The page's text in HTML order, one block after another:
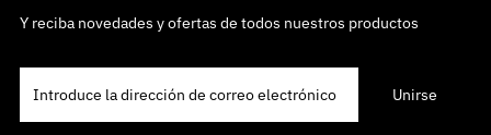
Y reciba novedades y ofertas de todos nuestros productos